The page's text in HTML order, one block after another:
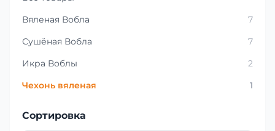
Вяленая Вобла
7
Сушёная Вобла
7
Икра Воблы
2
Чехонь вяленая
1
Сортировка